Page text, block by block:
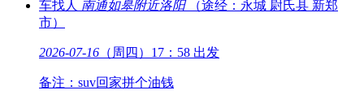
车找人 南通如皋附近洛阳
（途经：永城 尉氏县 新郑
市）
2026-07-16 （周四）17：58 出发
备注：suv回家拼个油钱